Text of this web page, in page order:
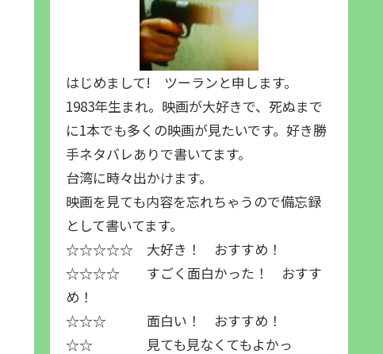
はじめまして! ツーランと申します。
1983年生まれ。映画が大好きで、死ぬまで
に1本でも多くの映画が見たいです。好き勝
手ネタバレありで書いてます。
台湾に時々出かけます。
映画を見ても内容を忘れちゃうので備忘録
として書いてます。
☆☆☆☆☆ 大好き！ おすすめ！
☆☆☆☆ すごく面白かった！ おすす
め！
☆☆☆ 面白い！ おすすめ！
☆☆ 見ても見なくてもよかっ